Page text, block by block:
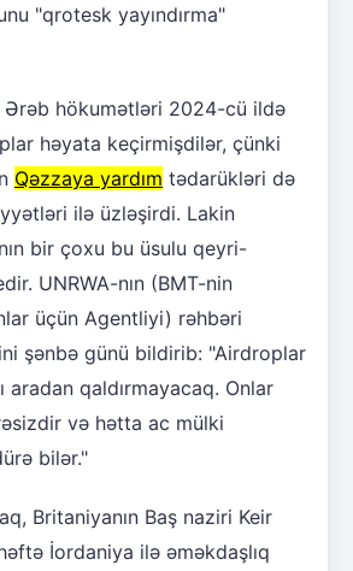
"qrotesk yayındırma"
Ərəb hökumətləri 2024-cü ildə
həyata keçirmişdilər, çünki
Qəzzaya yardım tədarükləri də
ilə üzləşirdi. Lakin
bir çoxu bu üsulu qeyri-
UNRWA-nın (BMT-nin
üçün Agentliyi) rəhbəri
şənbə günü bildirib: "Airdroplar
aradan qaldırmayacaq. Onlar
və hətta ac mülki
bilər."
Britaniyanın Baş naziri Keir
İordaniya ilə əməkdaşlıq